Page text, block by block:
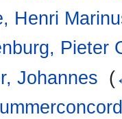
Henri
Pieter
Johannes
(